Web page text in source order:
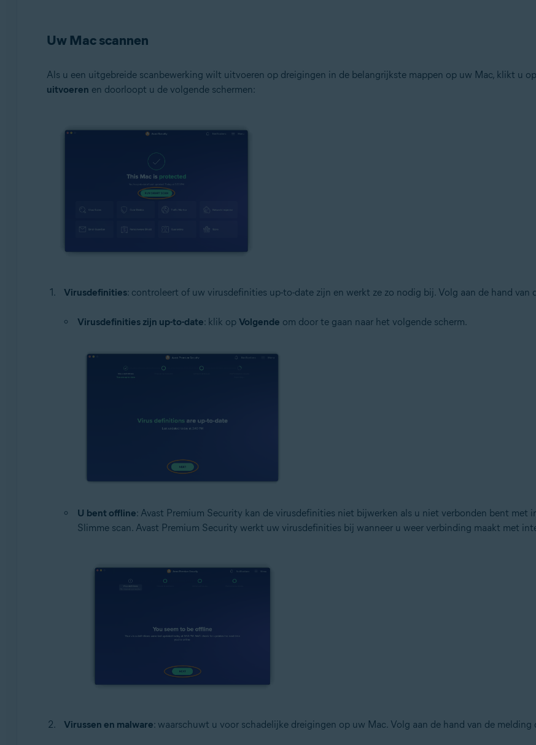
Uw Mac scannen
Als u een uitgebreide scanbewerking wilt uitvoeren op dreigingen in de belangrijkste mappen op uw Mac, klikt u
uitvoeren en doorloopt u de volgende schermen:
Virusdefinities: controleert of uw virusdefinities up-to-date zijn en werkt ze zo nodig bij. Volg aan de hand van
Virusdefinities zijn up-to-date: klik op Volgende om door te gaan naar het volgende scherm.
U bent offline: Avast Premium Security kan de virusdefinities niet bijwerken als u niet verbonden bent met
Slimme scan. Avast Premium Security werkt uw virusdefinities bij wanneer u weer verbinding maakt met
Virussen en malware: waarschuwt u voor schadelijke dreigingen op uw Mac. Volg aan de hand van de